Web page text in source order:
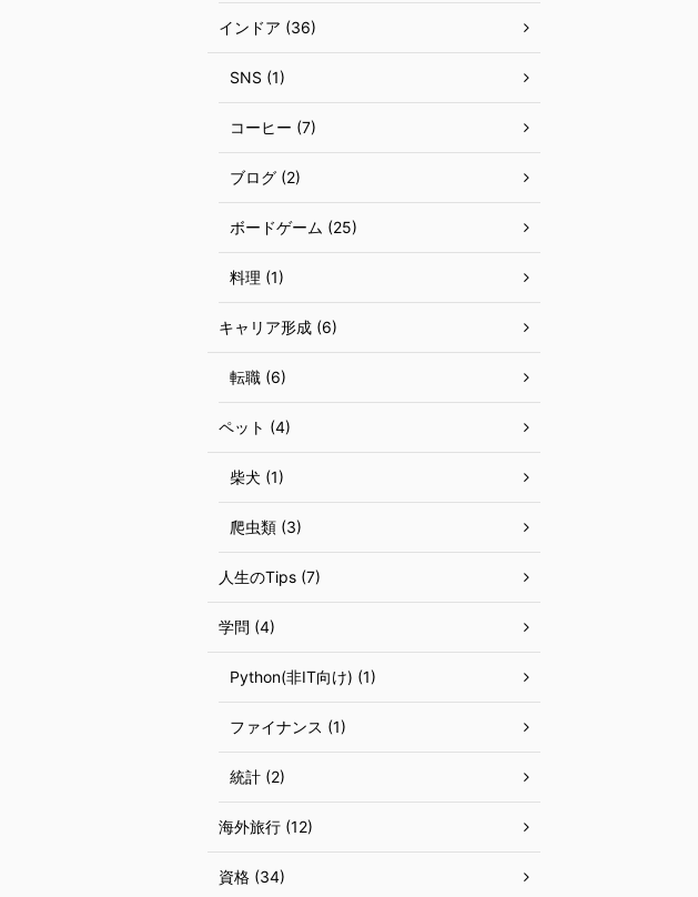
インドア (36)
SNS (1)
コーヒー (7)
ブログ (2)
ボードゲーム (25)
料理 (1)
キャリア形成 (6)
転職 (6)
ペット (4)
柴犬 (1)
爬虫類 (3)
人生のTips (7)
学問 (4)
Python(非IT向け) (1)
ファイナンス (1)
統計 (2)
海外旅行 (12)
資格 (34)